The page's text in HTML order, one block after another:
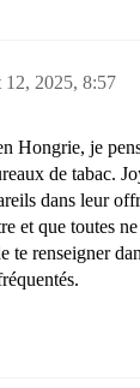
12, 2025, 8:57
Hongrie, je
de tabac.
dans leur
et que toutes
te renseigner